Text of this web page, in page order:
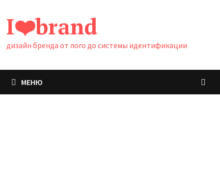
содержимому
I❤️brand
дизайн бренда от лого до системы идентификации
МЕНЮ